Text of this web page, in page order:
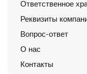
Ответственное
Реквизиты
Вопрос-ответ
О нас
Контакты